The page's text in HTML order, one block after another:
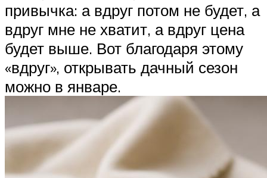
привычка: а вдруг потом не будет, а
вдруг мне не хватит, а вдруг цена
будет выше. Вот благодаря этому
«вдруг», открывать дачный сезон
можно в январе.